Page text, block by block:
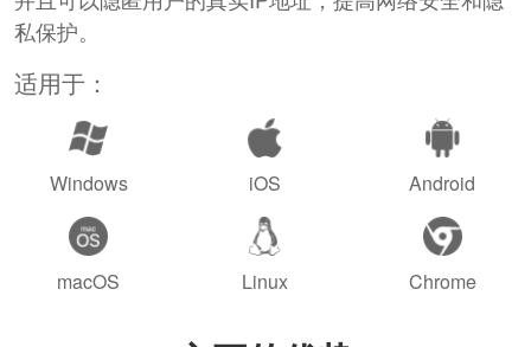
私保护。
适用于：
Windows iOS Android
macOS Linux Chrome